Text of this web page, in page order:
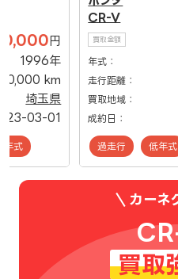
円
1996年
km
埼玉県
03-01
年式
CR-V
買取金額
年式：
走行距離：
買取地域：
成約日：
過走行 低年式
カーネ
買取